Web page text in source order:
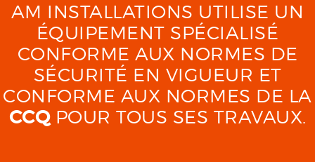
AM INSTALLATIONS UTILISE UN
ÉQUIPEMENT SPÉCIALISÉ
CONFORME AUX NORMES DE
SÉCURITÉ EN VIGUEUR ET
CONFORME AUX NORMES DE LA
CCQPOUR TOUS SES TRAVAUX.